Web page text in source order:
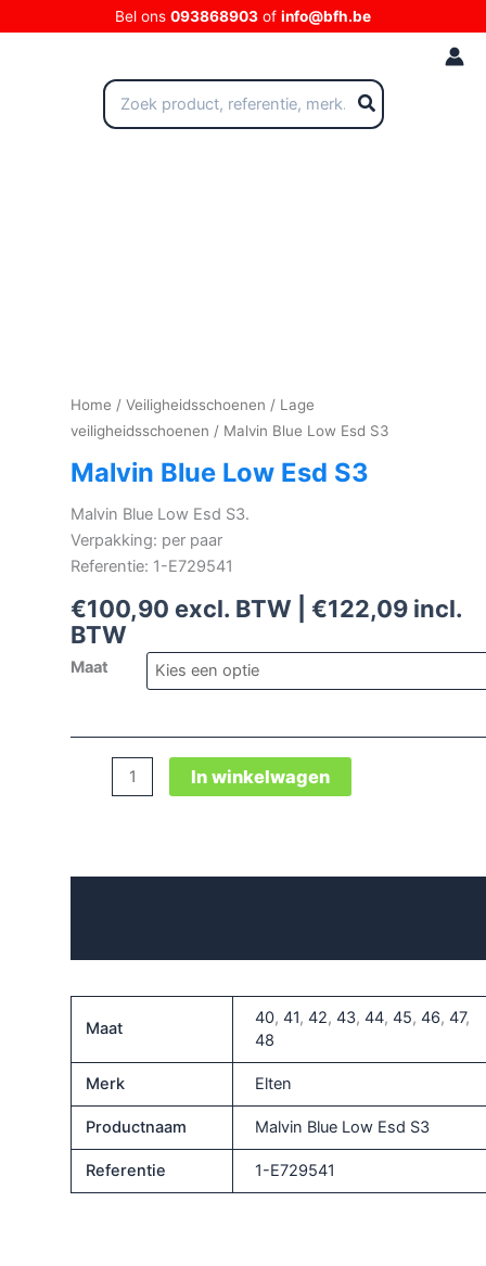
naar
Bel ons 093868903 of info@bfh.be
Zoeken
naar:
Home / Veiligheidsschoenen / Lage
veiligheidsschoenen / Malvin Blue Low Esd S3
Malvin Blue Low Esd S3
Malvin Blue Low Esd S3.
Verpakking: per paar
Referentie: 1-E729541
€100,90 excl. BTW | €122,09 incl.
BTW
Maat
S3
In winkelwagen
Maat
40, 41, 42, 43, 44, 45, 46, 47,
48
Merk Elten
Productnaam Malvin Blue Low Esd S3
Referentie 1-E729541